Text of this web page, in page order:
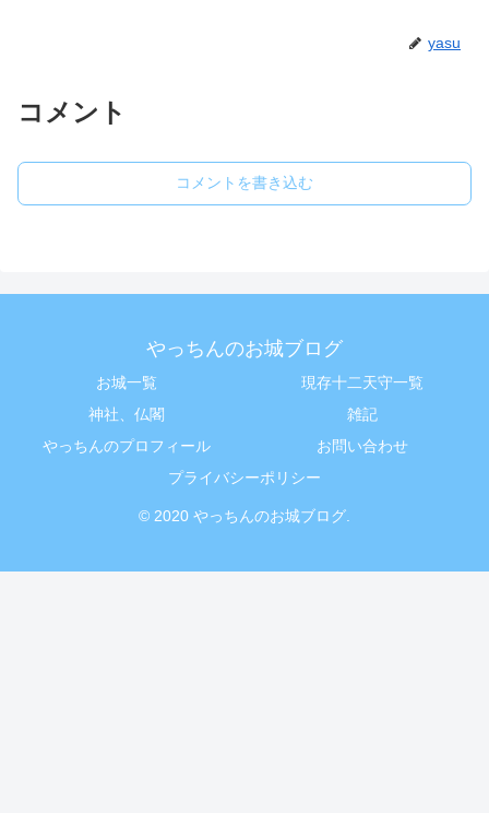
yasu
コメント
コメントを書き込む
やっちんのお城ブログ
お城一覧
現存十二天守一覧
神社、仏閣
雑記
やっちんのプロフィール
お問い合わせ
プライバシーポリシー
© 2020 やっちんのお城ブログ.